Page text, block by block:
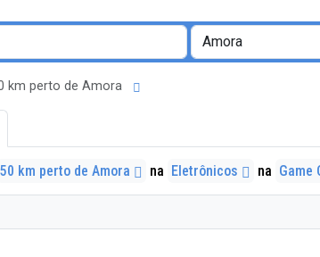
km perto de Amora
50 km perto de Amora na Eletrônicos na Game